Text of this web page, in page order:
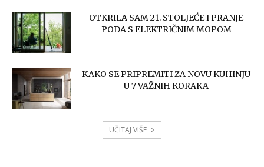
OTKRILA SAM 21. STOLJEĆE I PRANJE
PODA S ELEKTRIČNIM MOPOM
KAKO SE PRIPREMITI ZA NOVU KUHINJU
U 7 VAŽNIH KORAKA
UČITAJ VIŠE